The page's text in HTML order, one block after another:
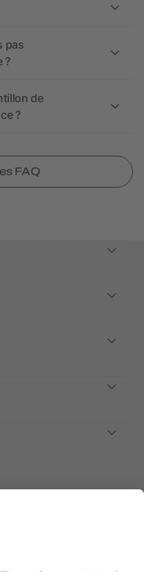
pas
?
de
?
FAQ